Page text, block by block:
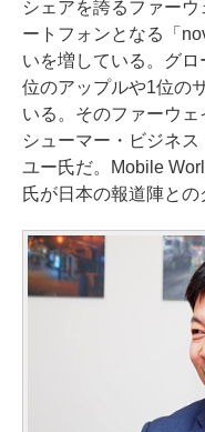
シェアを誇るファー
ートフォンとなる「
いを増している。グ
位のアップルや1位の
いる。そのファーウ
シューマー・ビジネ
ユー氏だ。Mobile
氏が日本の報道陣との